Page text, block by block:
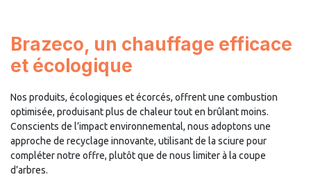
Brazeco, un chauffage efficace
et écologique
Nos produits, écologiques et écorcés, offrent une combustion
optimisée, produisant plus de chaleur tout en brûlant moins.
Conscients de l’impact environnemental, nous adoptons une
approche de recyclage innovante, utilisant de la sciure pour
compléter notre offre, plutôt que de nous limiter à la coupe
d’arbres.